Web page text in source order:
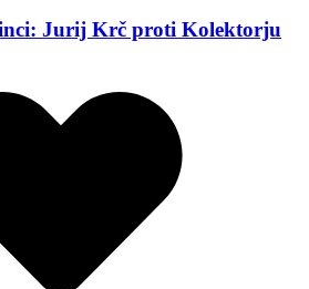
Jurij Krč proti Kolektorju